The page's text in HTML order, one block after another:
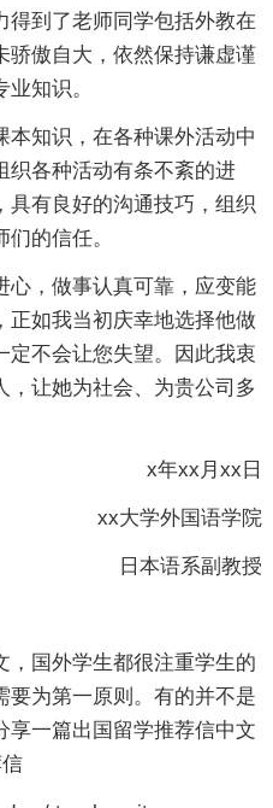
得到了老师同学包括外教在
骄傲自大，依然保持谦虚谨
知识。
本知识，在各种课外活动中
织各种活动有条不紊的进
具有良好的沟通技巧，组织
的信任。
心，做事认真可靠，应变能
正如我当初庆幸地选择他做
定不会让您失望。因此我衷
，让她为社会、为贵公司多
x年xx月xx日
xx大学外国语学院
日本语系副教授
，国外学生都很注重学生的
要为第一原则。有的并不是
享一篇出国留学推荐信中文